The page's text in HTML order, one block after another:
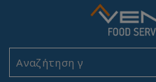
Αναζήτηση για
Αρχική